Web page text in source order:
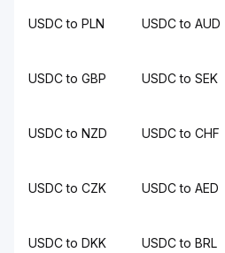
USDC to PLN USDC to AUD
USDC to GBP USDC to SEK
USDC to NZD USDC to CHF
USDC to CZK USDC to AED
USDC to DKK USDC to BRL